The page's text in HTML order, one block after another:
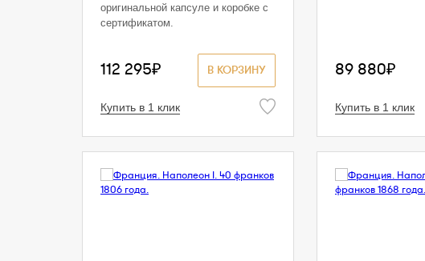
оригинальной капсуле и коробке с
сертификатом.
В КОРЗИНУ
112 295₽
Купить в 1 клик
89 880₽
Купить в 1 клик